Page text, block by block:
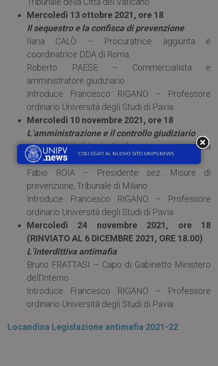
Mercoledì 13 ottobre 2021, ore 18
Il sequestro e la confisca di prevenzione
Ilaria CALÒ – Procuratrice aggiunta e
coordinatrice DDA di Roma
Roberto PAESE – Commercialista e
amministratore giudiziario
Introduce Francesco RIGANO – Professore
ordinario Università degli Studi di Pavia
Mercoledì 10 novembre 2021, ore 18
L’amministrazione e il controllo giudiziario
Ilaria MERENDA – Professoressa associata
Università degli Studi di Roma Tre
Fabio ROIA – Presidente sez. Misure di
prevenzione, Tribunale di Milano
Introduce Francesco RIGANO – Professore
ordinario Università degli Studi di Pavia
Mercoledì 24 novembre 2021, ore 18
(RINVIATO AL 6 DICEMBRE 2021, ORE 18.00)
L’interdittiva antimafia
Bruno FRATTASI – Capo di Gabinetto Ministero
dell’Interno
Introduce Francesco RIGANO – Professore
ordinario Università degli Studi di Pavia
Locandina Legislazione antimafia 2021-22